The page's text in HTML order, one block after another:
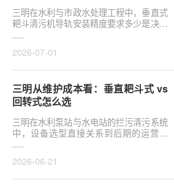
三明在水利与市政水处理工程中，垂直式
耙斗清污机导轨安装精度要求多少是决定
设备运行平稳性的核心**。导轨作为耙斗
2026-07-01
三明从维护成本看：垂直耙斗式 vs
回转式怎么选
三明在水利泵站与水电站的拦污清污系统
中，设备选型直接关系到后期的运营开
支。探讨从维护成本看：垂直耙斗式 vs
2026-06-21